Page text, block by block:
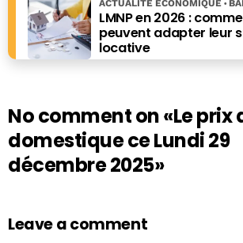
encore du " Guide des bécébranchés"
LMNP en 2026 :
peuvent adapter leur
locative
ACTUALITÉ ÉCONOMIQUE
No comment on«Le prix
domestique ce Lundi 29
décembre 2025»
Leave a comment